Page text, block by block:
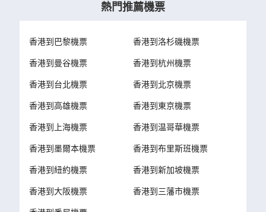
熱門推薦機票
香港到巴黎機票 香港到洛杉磯機票
香港到曼谷機票 香港到杭州機票
香港到台北機票 香港到北京機票
香港到高雄機票 香港到東京機票
香港到上海機票 香港到温哥華機票
香港到墨爾本機票 香港到布里斯班機票
香港到紐約機票 香港到新加坡機票
香港到大阪機票 香港到三藩市機票